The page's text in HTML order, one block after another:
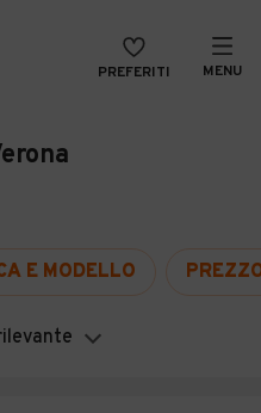
PREFERITI MENU
E MODELLO